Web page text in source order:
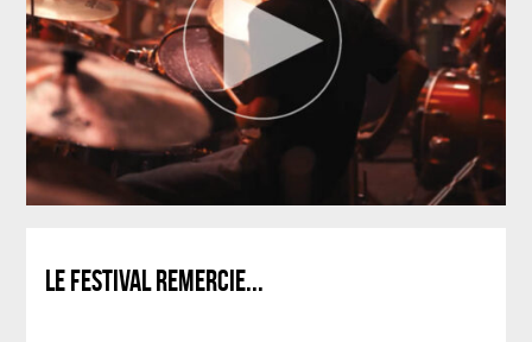
LE FESTIVAL REMERCIE...